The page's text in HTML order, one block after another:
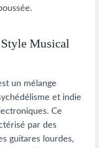
Musical
un mélange
et indie
Ce
par des
guitares lourdes,